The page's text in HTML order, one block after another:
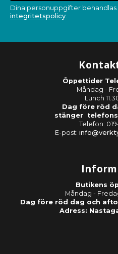
Dina personuppgifter
integritetspolicy.
Öppettider
Måndag -
Lunch
Dag före röd
stänger
Telefon:
E-post:
Butikens
Måndag -
Dag före röd dag och
Adress: